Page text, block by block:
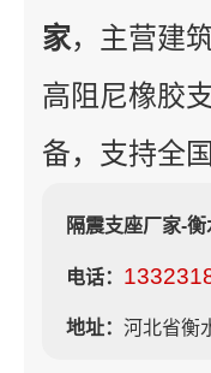
家，主营建
高阻尼橡胶
备，支持全
隔震支座厂家-
电话：
地址： 河北省衡